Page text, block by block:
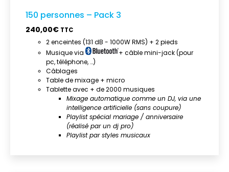
150 personnes – Pack 3
240,00€ TTC
2 enceintes (131 dB - 1000W RMS) + 2 pieds
Musique via
+ câble mini-jack (pour
pc, téléphone, …)
Câblages
Table de mixage + micro
Tablette avec + de 2000 musiques
Mixage automatique comme un DJ, via une
intelligence artificielle (sans coupure)
Playlist spécial mariage / anniversaire
(réalisé par un dj pro)
Playlist par styles musicaux